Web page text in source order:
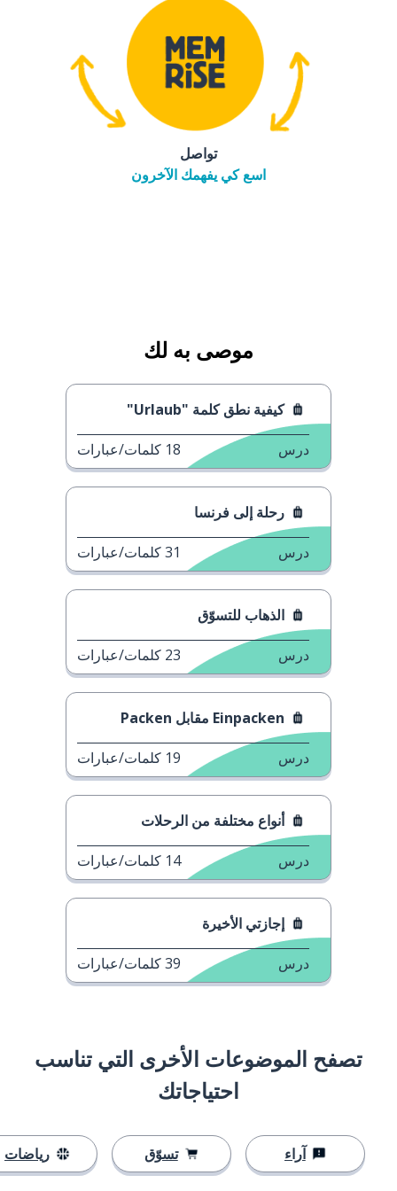
تواصل
اسع كي يفهمك الآخرون
موصى به لك
كيفية نطق كلمة "Urlaub"
درس 18 كلمات/عبارات
رحلة إلى فرنسا
درس 31كلمات/عبارات
الذهاب للتسوّق
درس 23 كلمات/عبارات
Einpacken مقابل Packen
درس 19 كلمات/عبارات
أنواع مختلفة من الرحلات
درس 14 كلمات/عبارات
إجازتي الأخيرة
درس 39كلمات/عبارات
تصفح الموضوعات الأخرى التي تناسب
احتياجاتك
آراء تسوّق رياضات